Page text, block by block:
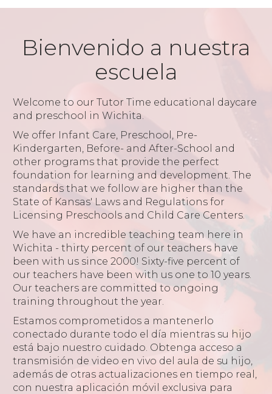
Bienvenido a nuestra
escuela
Welcome to our Tutor Time educational daycare
and preschool in Wichita.
We offer Infant Care, Preschool, Pre-
Kindergarten, Before- and After-School and
other programs that provide the perfect
foundation for learning and development. The
standards that we follow are higher than the
State of Kansas' Laws and Regulations for
Licensing Preschools and Child Care Centers.
We have an incredible teaching team here in
Wichita - thirty percent of our teachers have
been with us since 2000! Sixty-five percent of
our teachers have been with us one to 10 years.
Our teachers are committed to ongoing
training throughout the year.
Estamos comprometidos a mantenerlo
conectado durante todo el día mientras su hijo
está bajo nuestro cuidado. Obtenga acceso a
transmisión de video en vivo del aula de su hijo,
además de otras actualizaciones en tiempo real,
con nuestra aplicación móvil exclusiva para